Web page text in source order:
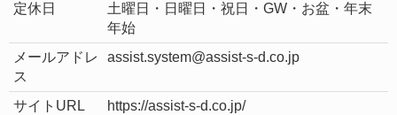
定休日
土曜日・日曜日・祝日・GW・お盆・年末
年始
メールアドレ
ス
assist.system@assist-s-d.co.jp
サイトURL
https://assist-s-d.co.jp/